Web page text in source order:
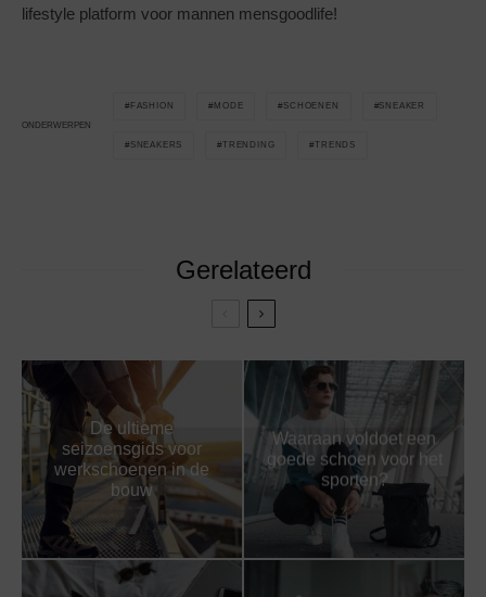
lifestyle platform voor mannen mensgoodlife!
ONDERWERPEN
FASHION MODE SCHOENEN SNEAKER
SNEAKERS TRENDING TRENDS
Gerelateerd
De ultieme
seizoensgids voor
werkschoenen in de
bouw
Waaraan voldoet een
goede schoen voor het
sporten?